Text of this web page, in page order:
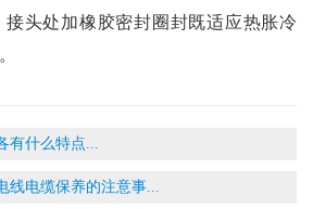
头处加橡胶密封圈封既适应热胀冷
有什么特点...
线电缆保养的注意事...